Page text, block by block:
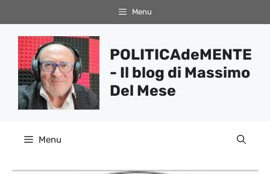
al
contenuto
Menu
POLITICAdeMENTE
- Il blog di Massimo
Del Mese
Menu